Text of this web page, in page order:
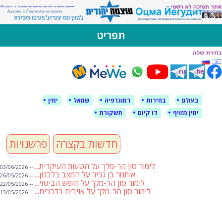
לימין עוצמה יהודית
אתר תמיכה ברוסית ובעברית
תפריט
דילוג
לתוכן
בעולם בחירות דמוגרפיה שמאל
ימין
ימין מזויף
דו קיום תשקורת
פרשנויות חדשות בקצרה
לימור סון הר-מלך על הטעות העיקרית... -- 03/06/2026
איתמר בן גביר על המצב בלבנון... -- 26/05/2026
לימור סון הר-מלך על חופש הביטוי... -- 22/05/2026
לימור סון הר-מלך על אויבים בדרכים... -- 13/05/2026
שבועת אמונים לדעאש